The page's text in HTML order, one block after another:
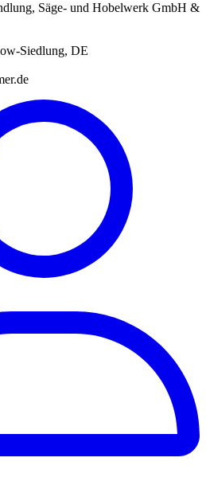
Säge- und Hobelwerk GmbH &
Siedlung, DE